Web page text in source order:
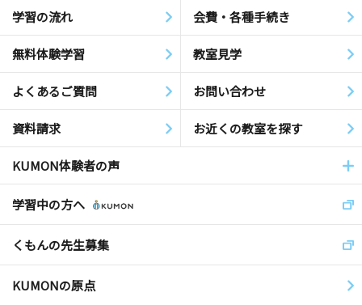
学習の流れ 会費・各種手続き
無料体験学習 教室見学
よくあるご質問 お問い合わせ
資料請求 お近くの教室を探す
KUMON体験者の声
学習中の方へ
くもんの先生募集
KUMONの原点